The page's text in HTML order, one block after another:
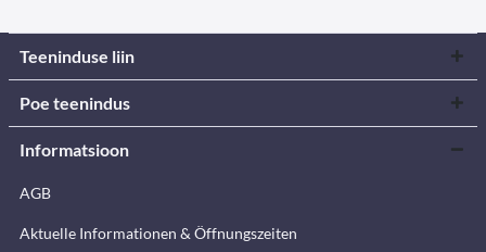
Teeninduse liin
Poe teenindus
Informatsioon
AGB
Aktuelle Informationen & Öffnungszeiten